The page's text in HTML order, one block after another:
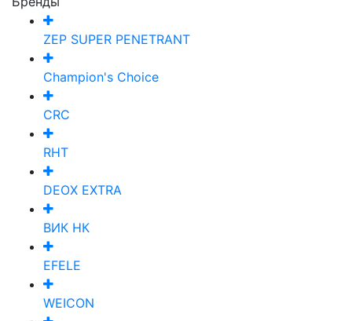
ZEP SUPER PENETRANT
Champion's Choice
CRC
RHT
DEOX EXTRA
ВИК НК
EFELE
WEICON